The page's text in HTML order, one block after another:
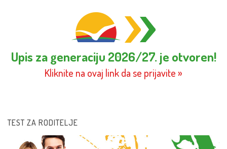
TEST ZA RODITELJE
Upis za generaciju 2026/27. je otvoren!
Kliknite na ovaj link da se prijavite »